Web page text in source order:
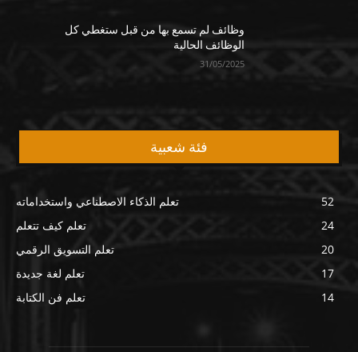
وظائف لم تسمع بها من قبل ستغطي كل
الوظائف الحالية
31/05/2025
فئة شعبية
تعلم الذكاء الاصطناعي واستخداماته
52
تعلم كيف تتعلم
24
تعلم التسويق الرقمي
20
تعلم لغة جديدة
17
تعلم فن الكتابة
14